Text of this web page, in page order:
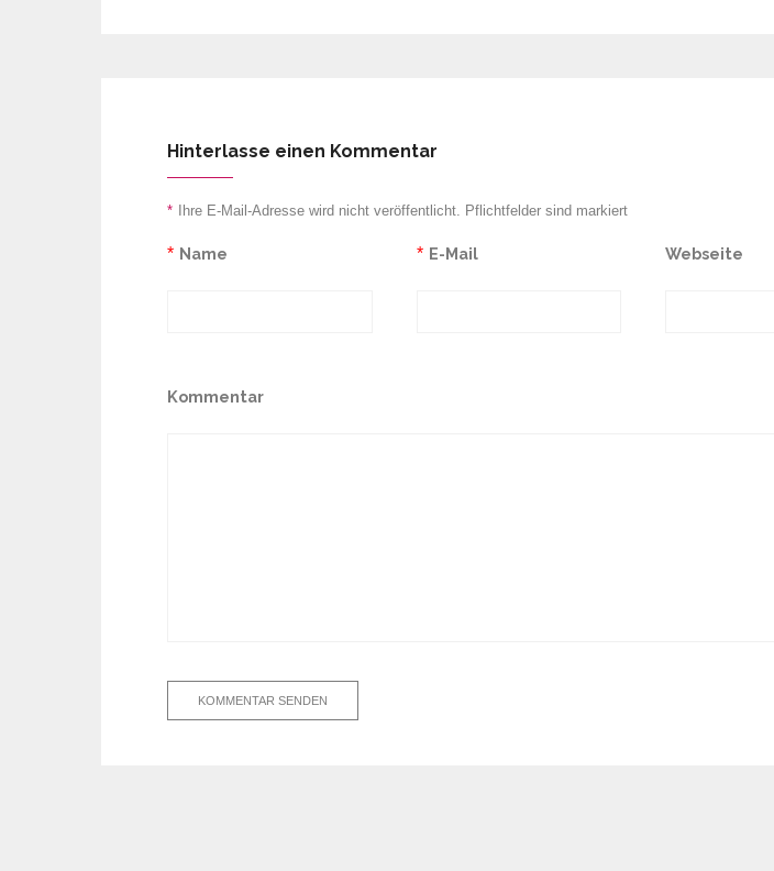
Hinterlasse einen Kommentar
Ihre E-Mail-Adresse wird nicht veröffentlicht. Pflichtfelder sind markiert
*
Name
* E-Mail
* Webseite
Kommentar